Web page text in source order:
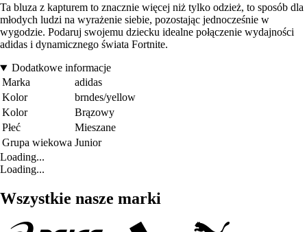
Ta bluza z kapturem to znacznie więcej niż tylko odzież, to sposób dla
młodych ludzi na wyrażenie siebie, pozostając jednocześnie w
wygodzie. Podaruj swojemu dziecku idealne połączenie wydajności
adidas i dynamicznego świata Fortnite.
Dodatkowe informacje
Marka
adidas
Kolor
brndes/yellow
Kolor
Brązowy
Płeć
Mieszane
Grupa wiekowa Junior
Loading...
Loading...
Wszystkie nasze marki